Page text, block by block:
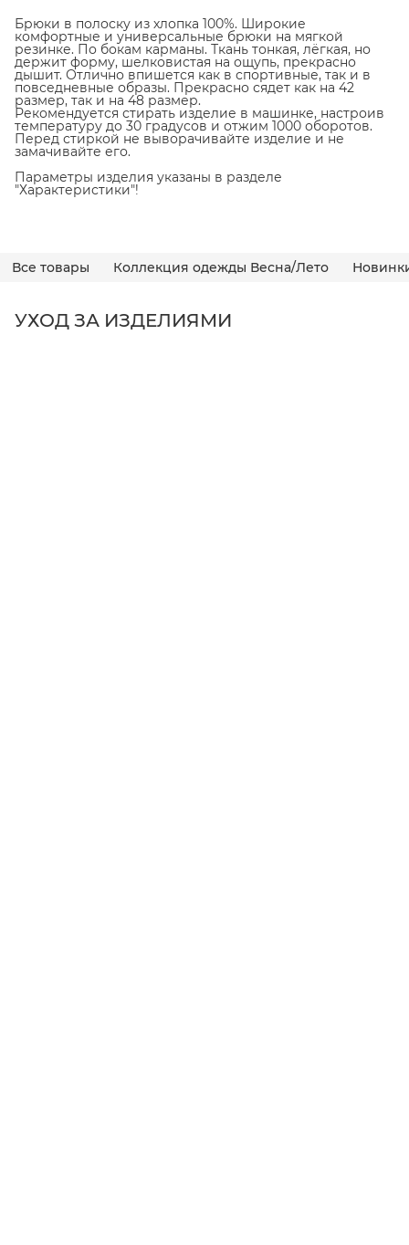
Брюки в полоску из хлопка 100%. Широкие
комфортные и универсальные брюки на мягкой
резинке. По бокам карманы. Ткань тонкая, лёгкая, но
держит форму, шелковистая на ощупь, прекрасно
дышит. Отлично впишется как в спортивные, так и в
повседневные образы. Прекрасно сядет как на 42
размер, так и на 48 размер.
Рекомендуется стирать изделие в машинке, настроив
температуру до 30 градусов и отжим 1000 оборотов.
Перед стиркой не выворачивайте изделие и не
замачивайте его.
Параметры изделия указаны в разделе
"Характеристики"!
Все товары Коллекция одежды Весна/Лето
УХОД ЗА ИЗДЕЛИЯМИ